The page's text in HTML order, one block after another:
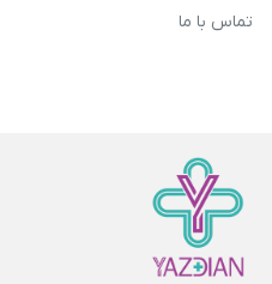
تماس با ما